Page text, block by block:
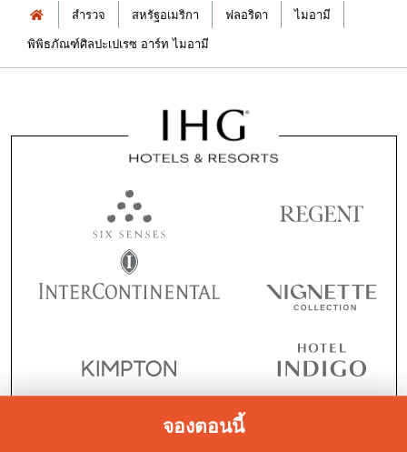
จองตอนนี้
สำรวจ สหรัฐอเมริกา ฟลอริดา
ไมอามี
พิพิธภัณฑ์ศิลปะเปเรซ อาร์ท ไมอามี